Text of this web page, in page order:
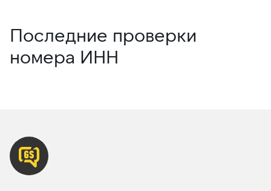
Последние проверки
номера ИНН